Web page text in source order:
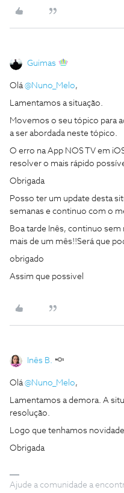
Guimas
Olá@Nuno_Melo,
Lamentamos a situação.
Movemos o seu tópico para
a ser abordada neste tópico.
O erro na App NOS TV em
resolver o mais rápido
Obrigada
Posso ter um update desta
semanas e continuo com o
Boa tarde Inês, continuo
mais de um mês!!Será que
obrigado
Assim que possivel
Inês B.
Olá@Nuno_Melo,
Lamentamos a demora. A
resolução.
Logo que tenhamos
Obrigada
Ajude a comunidade a